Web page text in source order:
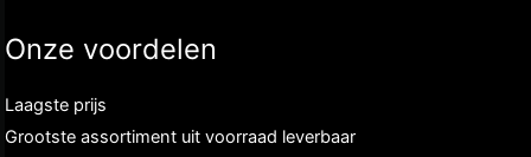
Onze voordelen
Laagste prijs
Grootste assortiment uit voorraad leverbaar